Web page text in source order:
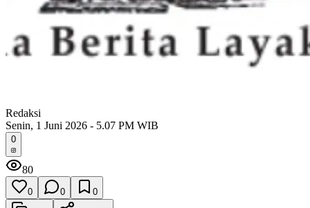
Redaksi
Senin, 1 Juni 2026 - 5.07 PM WIB
0
80
0 0 0